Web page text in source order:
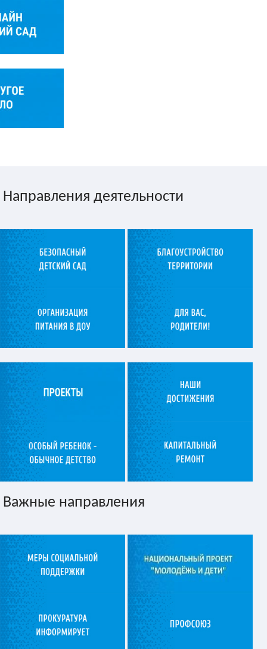
Направления деятельности
Важные направления